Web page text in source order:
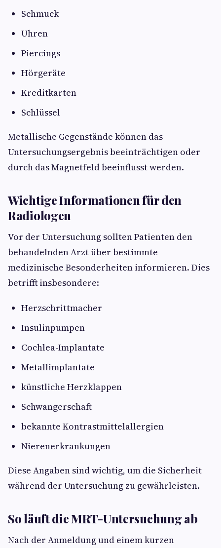
Schmuck
Uhren
Piercings
Hörgeräte
Kreditkarten
Schlüssel
Metallische Gegenstände können das
Untersuchungsergebnis beeinträchtigen oder
durch das Magnetfeld beeinflusst werden.
Wichtige Informationen für den
Radiologen
Vor der Untersuchung sollten Patienten den
behandelnden Arzt über bestimmte
medizinische Besonderheiten informieren. Dies
betrifft insbesondere:
Herzschrittmacher
Insulinpumpen
Cochlea-Implantate
Metallimplantate
künstliche Herzklappen
Schwangerschaft
bekannte Kontrastmittelallergien
Nierenerkrankungen
Diese Angaben sind wichtig, um die Sicherheit
während der Untersuchung zu gewährleisten.
So läuft die MRT-Untersuchung ab
Nach der Anmeldung und einem kurzen